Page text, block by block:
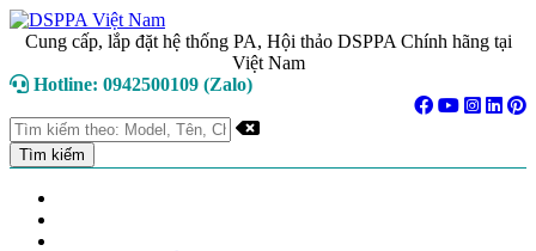
Cung cấp, lắp đặt hệ thống PA, Hội thảo DSPPA Chính hãng tại
Việt Nam
Hotline: 0942500109 (Zalo)